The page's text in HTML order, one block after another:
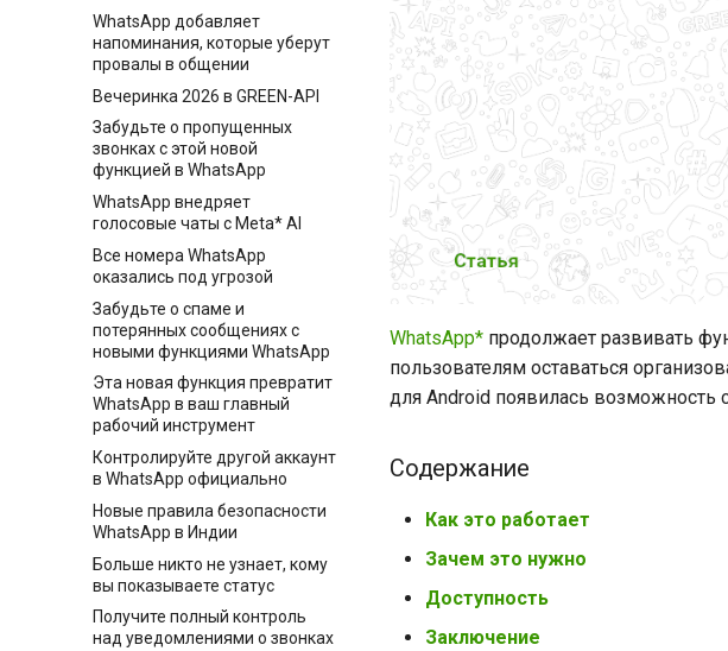
WhatsApp добавляет
напоминания, которые уберут
провалы в общении
Вечеринка 2026 в GREEN-API
Забудьте о пропущенных
звонках с этой новой
функцией в WhatsApp
WhatsApp внедряет
голосовые чаты с Meta* AI
Все номера WhatsApp
оказались под угрозой
Забудьте о спаме и
потерянных сообщениях с
новыми функциями WhatsApp
Эта новая функция превратит
WhatsApp в ваш главный
рабочий инструмент
Контролируйте другой аккаунт
в WhatsApp официально
Новые правила безопасности
WhatsApp в Индии
Больше никто не узнает, кому
вы показываете статус
Получите полный контроль
над уведомлениями о звонках
WhatsApp* продолжает развивать
пользователям оставаться
для Android появилась возможность
Содержание
Как это работает
Зачем это нужно
Доступность
Заключение